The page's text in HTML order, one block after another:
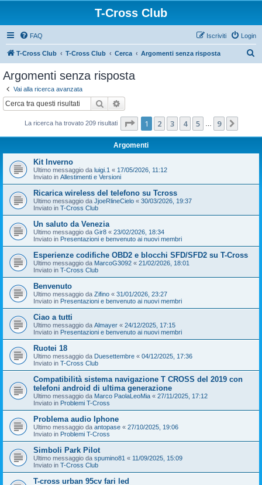
T-Cross Club
FAQ Login
Iscriviti
T-Cross Club T-Cross Club Cerca Argomenti senza risposta
Argomenti senza risposta
Vai alla ricerca avanzata
Cerca
La ricerca ha trovato 209 risultati Pagina di
1 2 3 4 5 9
Argomenti
Kit Inverno
Ultimo messaggio da luigi.1 « 17/05/2026, 11:12
Inviato in Allestimenti e Versioni
Ricarica wireless del telefono su Tcross
Ultimo messaggio da JjoeRlineCielo « 30/03/2026, 19:37
Inviato in T-Cross Club
Un saluto da Venezia
Ultimo messaggio da Gir8 « 23/02/2026, 18:34
Inviato in Presentazioni e benvenuto ai nuovi membri
Esperienze codifiche OBD2 e blocchi SFD/SFD2 su T-Cross
Ultimo messaggio da MarcoG3092 « 21/02/2026, 18:01
Inviato in T-Cross Club
Benvenuto
Ultimo messaggio da Zifino « 31/01/2026, 23:27
Inviato in Presentazioni e benvenuto ai nuovi membri
Ciao a tutti
Ultimo messaggio da Almayer « 24/12/2025, 17:15
Inviato in Presentazioni e benvenuto ai nuovi membri
Ruotei 18
Ultimo messaggio da Duesettembre « 04/12/2025, 17:36
Inviato in T-Cross Club
Compatibilità sistema navigazione T CROSS del 2019 con
telefoni android di ultima generazione
Ultimo messaggio da Marco PaolaLeoMia « 27/11/2025, 17:12
Inviato in Problemi T-Cross
Problema audio Iphone
Ultimo messaggio da antopase « 27/10/2025, 19:06
Inviato in Problemi T-Cross
Simboli Park Pilot
Ultimo messaggio da spumino81 « 11/09/2025, 15:09
Inviato in T-Cross Club
T-cross urban 95cv fari led